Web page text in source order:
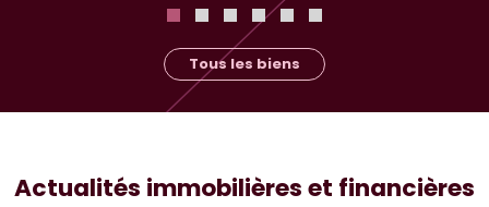
Tous les biens
Actualités immobilières et financières